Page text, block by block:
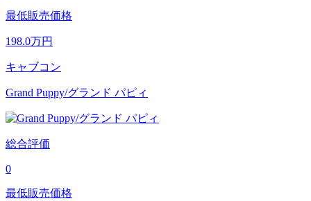
最低販売価格
198.0万円
キャブコン
Grand Puppy/グランド パピィ
総合評価
0
最低販売価格